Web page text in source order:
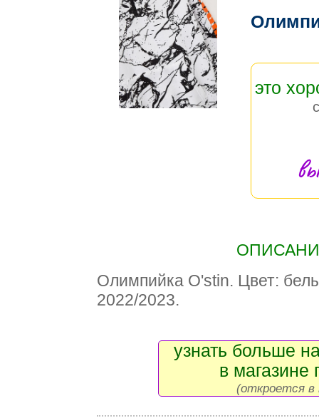
это
Олимпийка O'stin. Цвет:
2022/2023.
узнать больше
в магазине
(откроется в